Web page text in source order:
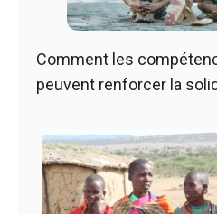
Comment les
peuvent renforcer la